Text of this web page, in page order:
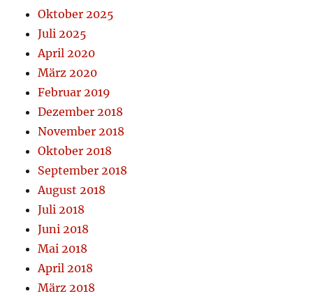
Oktober 2025
Juli 2025
April 2020
März 2020
Februar 2019
Dezember 2018
November 2018
Oktober 2018
September 2018
August 2018
Juli 2018
Juni 2018
Mai 2018
April 2018
März 2018